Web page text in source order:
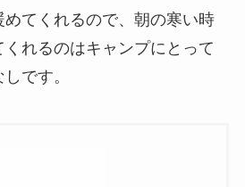
てくれるので、朝の寒い時
れるのはキャンプにとって
です。